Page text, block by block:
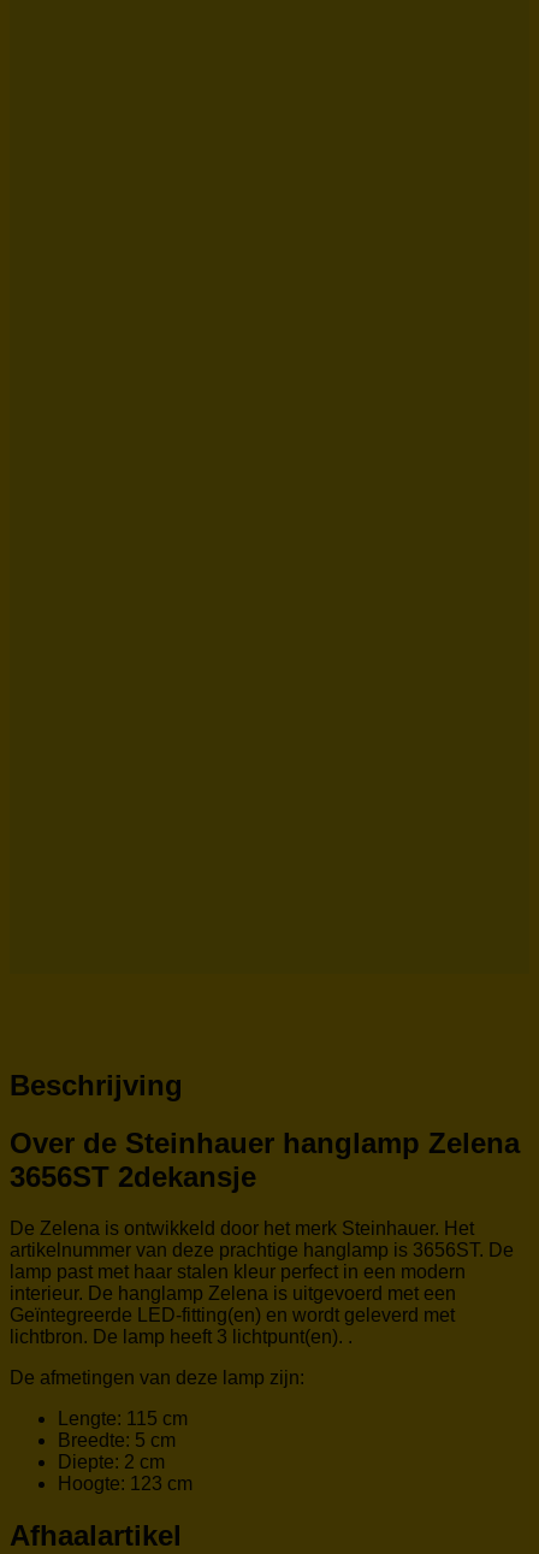
Beschrijving
Over de Steinhauer hanglamp Zelena
3656ST 2dekansje
De Zelena is ontwikkeld door het merk Steinhauer. Het
artikelnummer van deze prachtige hanglamp is 3656ST. De
lamp past met haar stalen kleur perfect in een modern
interieur. De hanglamp Zelena is uitgevoerd met een
Geïntegreerde LED-fitting(en) en wordt geleverd met
lichtbron. De lamp heeft 3 lichtpunt(en). .
De afmetingen van deze lamp zijn:
Lengte: 115 cm
Breedte: 5 cm
Diepte: 2 cm
Hoogte: 123 cm
Afhaalartikel